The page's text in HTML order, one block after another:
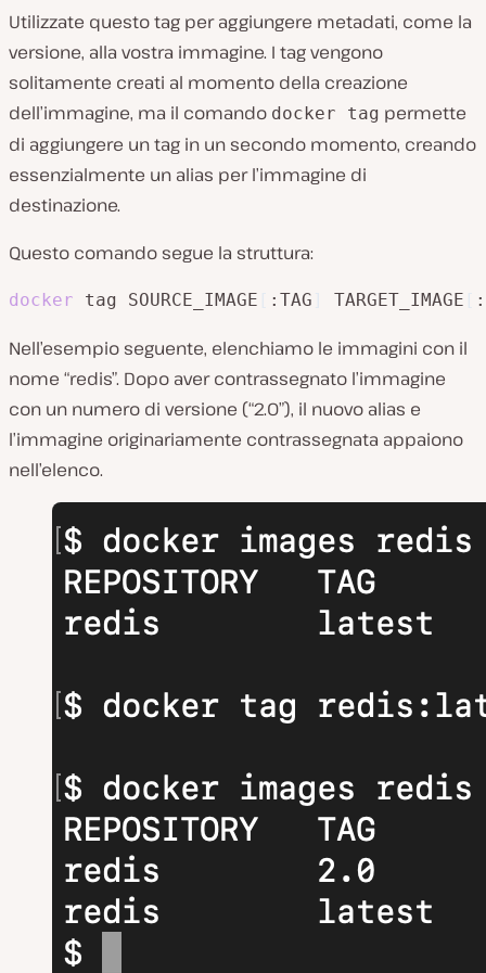
Utilizzate questo tag per aggiungere metadati, come la
versione, alla vostra immagine. I tag vengono
solitamente creati al momento della creazione
dell’immagine, ma il comando docker tag permette
di aggiungere un tag in un secondo momento, creando
essenzialmente un alias per l’immagine di
destinazione.
Questo comando segue la struttura:
docker tag SOURCE_IMAGE :TAG TARGET_IMAGE
Nell’esempio seguente, elenchiamo le immagini con il
nome “redis”. Dopo aver contrassegnato l’immagine
con un numero di versione (“2.0”), il nuovo alias e
l’immagine originariamente contrassegnata appaiono
nell’elenco.